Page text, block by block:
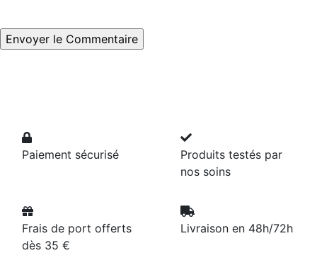
Paiement sécurisé
Produits testés par
nos soins
Frais de port offerts
dès 35 €
Livraison en 48h/72h